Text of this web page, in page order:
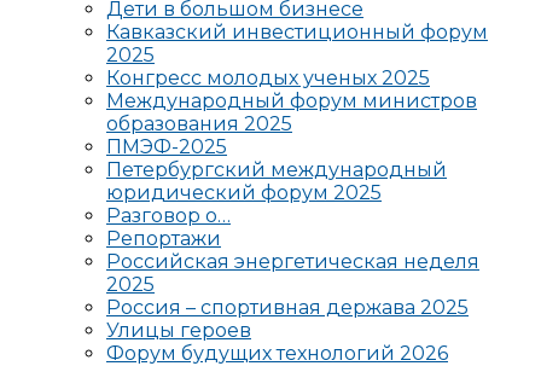
Дети в большом бизнесе
Кавказский инвестиционный форум
2025
Конгресс молодых ученых 2025
Международный форум министров
образования 2025
ПМЭФ-2025
Петербургский международный
юридический форум 2025
Разговор о…
Репортажи
Российская энергетическая неделя
2025
Россия – спортивная держава 2025
Улицы героев
Форум будущих технологий 2026